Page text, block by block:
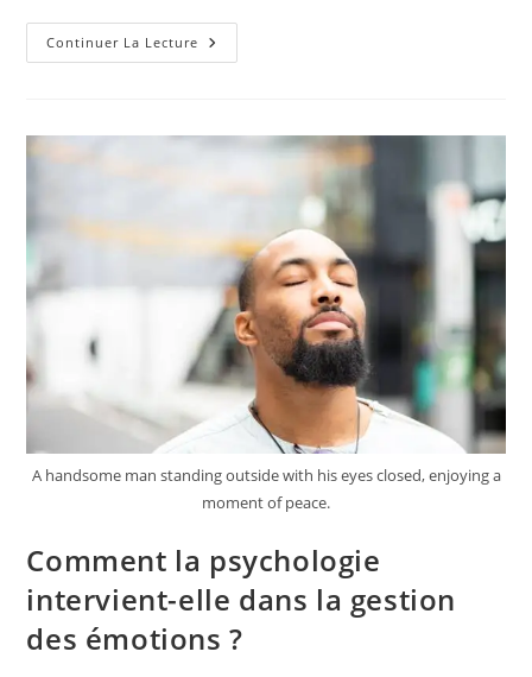
Continuer La Lecture Quels
Exercices
Mieux
A handsome man standing outside with his eyes closed, enjoying a
moment of peace.
Comment la psychologie
intervient-elle dans la gestion
des émotions ?